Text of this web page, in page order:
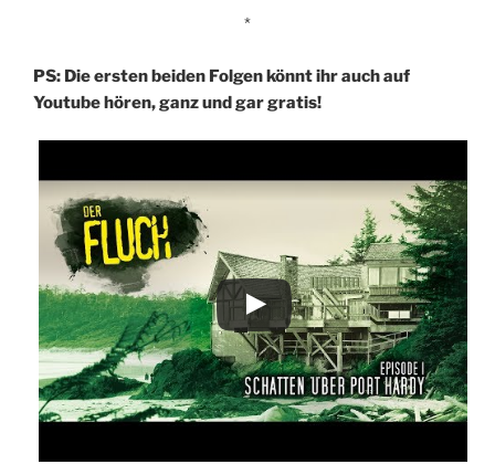
*
PS: Die ersten beiden Folgen könnt ihr auch auf
Youtube hören, ganz und gar gratis!